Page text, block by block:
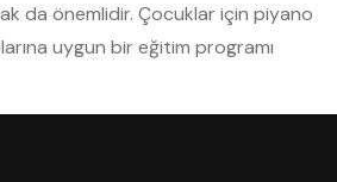
da önemlidir. Çocuklar için piyano
uygun bir eğitim programı